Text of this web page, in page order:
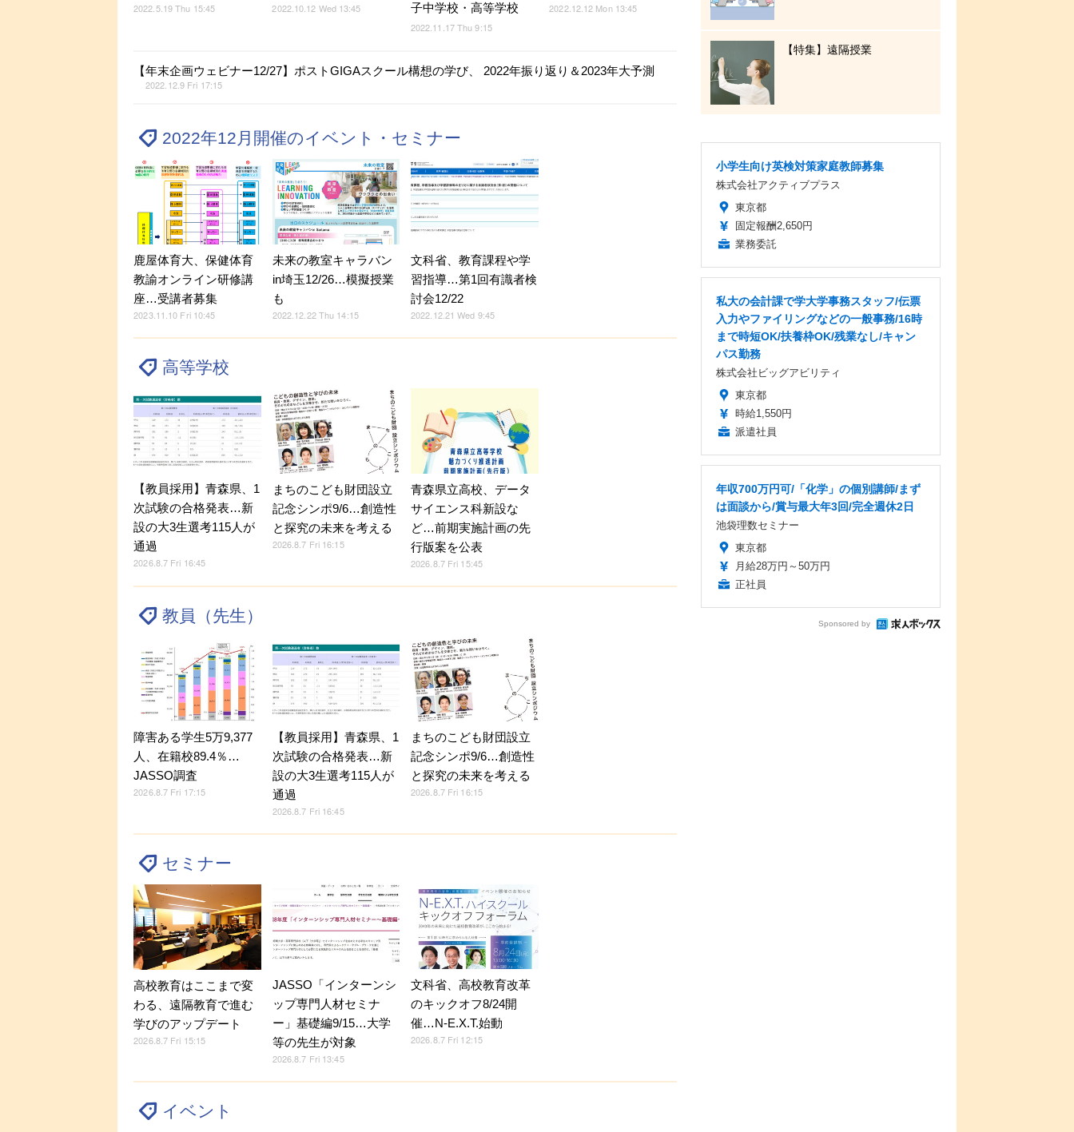
2022.5.19 Thu 15:45 2022.10.12 Wed 13:45
子中学校・高等学校
2022.11.17 Thu 9:15
2022.12.12 Mon 13:45
【年末企画ウェビナー12/27】ポストGIGAスクール構想の学び、 2022年振り返り＆2023年大予測
2022.12.9 Fri 17:15
2022年12月開催のイベント・セミナー
鹿屋体育大、保健体育
教諭オンライン研修講
座…受講者募集
2023.11.10 Fri 10:45
未来の教室キャラバン
in埼玉12/26…模擬授業
も
2022.12.22 Thu 14:15
文科省、教育課程や学
習指導…第1回有識者検
討会12/22
2022.12.21 Wed 9:45
高等学校
【教員採用】青森県、1
次試験の合格発表…新
設の大3生選考115人が
通過
2026.8.7 Fri 16:45
まちのこども財団設立
記念シンポ9/6…創造性
と探究の未来を考える
2026.8.7 Fri 16:15
青森県立高校、データ
サイエンス科新設な
ど…前期実施計画の先
行版案を公表
2026.8.7 Fri 15:45
教員（先生）
障害ある学生5万9,377
人、在籍校89.4％…
JASSO調査
2026.8.7 Fri 17:15
【教員採用】青森県、1
次試験の合格発表…新
設の大3生選考115人が
通過
2026.8.7 Fri 16:45
まちのこども財団設立
記念シンポ9/6…創造性
と探究の未来を考える
2026.8.7 Fri 16:15
セミナー
高校教育はここまで変
わる、遠隔教育で進む
学びのアップデート
2026.8.7 Fri 15:15
JASSO「インターンシ
ップ専門人材セミナ
ー」基礎編9/15…大学
等の先生が対象
2026.8.7 Fri 13:45
文科省、高校教育改革
のキックオフ8/24開
催…N-E.X.T.始動
2026.8.7 Fri 12:15
イベント
【特集】遠隔授業
小学生向け英検対策家庭教師募集
株式会社アクティブプラス
東京都
固定報酬2,650円
業務委託
私大の会計課で学大学事務スタッフ/伝票
入力やファイリングなどの一般事務/16時
まで時短OK/扶養枠OK/残業なし/キャン
パス勤務
株式会社ビッグアビリティ
東京都
時給1,550円
派遣社員
年収700万円可/「化学」の個別講師/まず
は面談から/賞与最大年3回/完全週休2日
池袋理数セミナー
東京都
月給28万円～50万円
正社員
Sponsored by